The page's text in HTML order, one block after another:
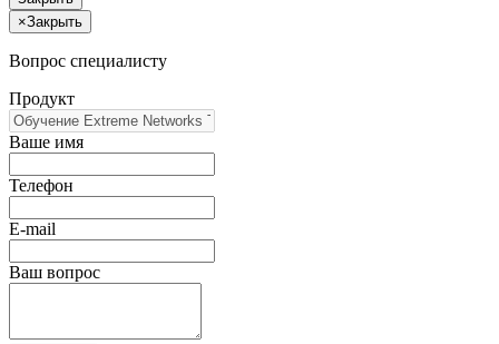
×Закрыть
Вопрос специалисту
Продукт
Ваше имя
Телефон
E-mail
Ваш вопрос